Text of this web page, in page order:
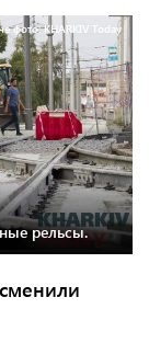
фото: KHARKIV Today
рельсы.